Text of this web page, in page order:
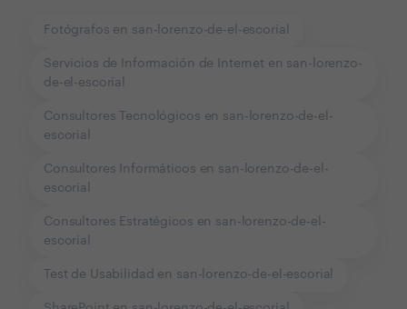
Fotógrafos en san-lorenzo-de-el-escorial
Servicios de Información de Internet en san-lorenzo-
de-el-escorial
Consultores Tecnológicos en san-lorenzo-de-el-
escorial
Consultores Informáticos en san-lorenzo-de-el-
escorial
Consultores Estratégicos en san-lorenzo-de-el-
escorial
Test de Usabilidad en san-lorenzo-de-el-escorial